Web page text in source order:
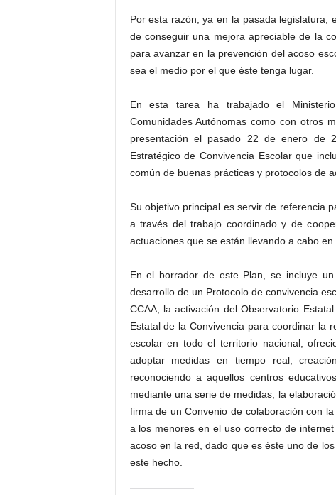
Por esta razón, ya en la pasada legislatura,
de conseguir una mejora apreciable de la
para avanzar en la prevención del acoso
sea el medio por el que éste tenga lugar.
En esta tarea ha trabajado el
Comunidades Autónomas como con otros
presentación el pasado 22 de enero de
Estratégico de Convivencia Escolar que
común de buenas prácticas y protocolos de
Su objetivo principal es servir de referencia
a través del trabajo coordinado y de
actuaciones que se están llevando a cabo en
En el borrador de este Plan, se incluye
desarrollo de un Protocolo de convivencia
CCAA, la activación del Observatorio
Estatal de la Convivencia para coordinar la
escolar en todo el territorio nacional,
adoptar medidas en tiempo real,
reconociendo a aquellos centros
mediante una serie de medidas, la
firma de un Convenio de colaboración con
a los menores en el uso correcto de
acoso en la red, dado que es éste uno de
este hecho.